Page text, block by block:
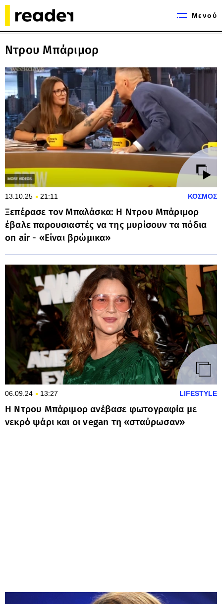
Μενού
Ντρου Μπάριμορ
13.10.25 21:11 ΚΟΣΜΟΣ
Ξεπέρασε τον Μπαλάσκα: Η Ντρου Μπάριμορ
έβαλε παρουσιαστές να της μυρίσουν τα πόδια
on air - «Είναι βρώμικα»
06.09.24 13:27 LIFESTYLE
Η Ντρου Μπάριμορ ανέβασε φωτογραφία με
νεκρό ψάρι και οι vegan τη «σταύρωσαν»